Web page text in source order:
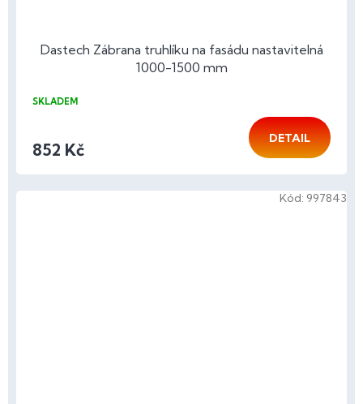
Dastech Zábrana truhlíku na fasádu nastavitelná
1000-1500 mm
SKLADEM
852 Kč
DETAIL
Kód: 997843